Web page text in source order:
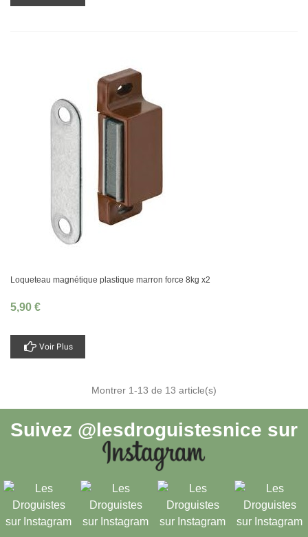
Loqueteau magnétique plastique marron force 8kg x2
5,90 €
Voir Plus
Montrer 1-13 de 13 article(s)
Suivez @lesdroguistesnice sur